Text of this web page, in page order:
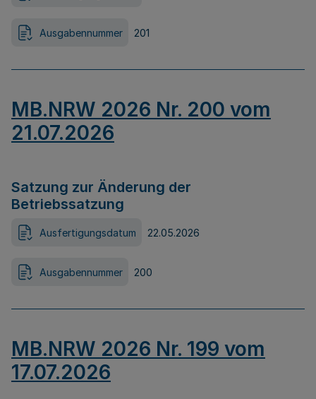
Ausgabennummer 201
MB.NRW 2026 Nr. 200 vom
21.07.2026
Satzung zur Änderung der
Betriebssatzung
Ausfertigungsdatum 22.05.2026
Ausgabennummer 200
MB.NRW 2026 Nr. 199 vom
17.07.2026